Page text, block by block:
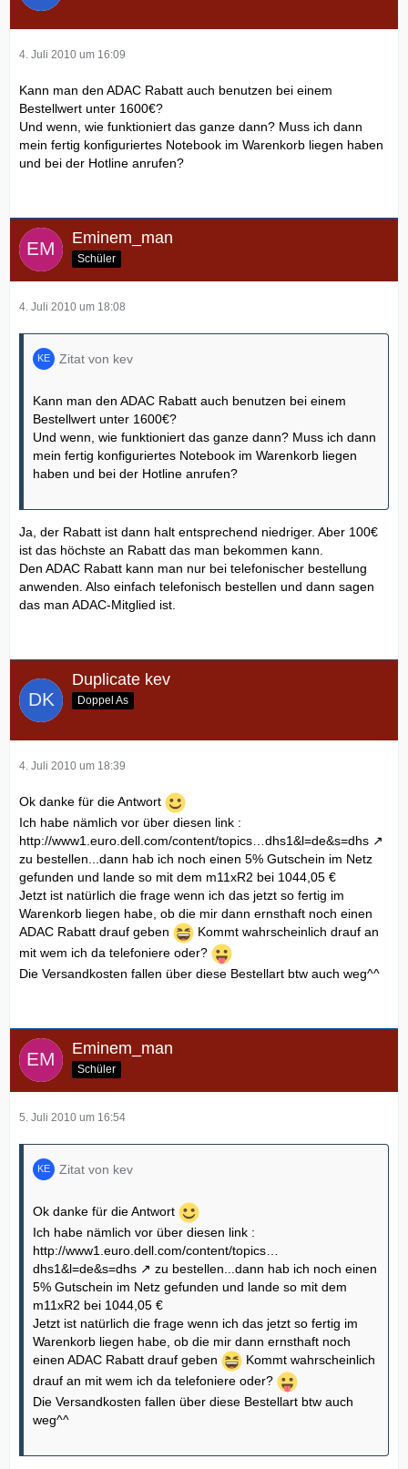
4. Juli 2010 um 16:09
Kann man den ADAC Rabatt auch benutzen bei einem
Bestellwert unter 1600€?
Und wenn, wie funktioniert das ganze dann? Muss ich dann
mein fertig konfiguriertes Notebook im Warenkorb liegen haben
und bei der Hotline anrufen?
Eminem_man
Schüler
4. Juli 2010 um 18:08
Zitat von kev
Kann man den ADAC Rabatt auch benutzen bei einem
Bestellwert unter 1600€?
Und wenn, wie funktioniert das ganze dann? Muss ich dann
mein fertig konfiguriertes Notebook im Warenkorb liegen
haben und bei der Hotline anrufen?
Ja, der Rabatt ist dann halt entsprechend niedriger. Aber 100€
ist das höchste an Rabatt das man bekommen kann.
Den ADAC Rabatt kann man nur bei telefonischer bestellung
anwenden. Also einfach telefonisch bestellen und dann sagen
das man ADAC-Mitglied ist.
Duplicate kev
Doppel As
4. Juli 2010 um 18:39
Ok danke für die Antwort
Ich habe nämlich vor über diesen link :
http://www1.euro.dell.com/content/topics…dhs1&l=de&s=dhs
zu bestellen...dann hab ich noch einen 5% Gutschein im Netz
gefunden und lande so mit dem m11xR2 bei 1044,05 €
Jetzt ist natürlich die frage wenn ich das jetzt so fertig im
Warenkorb liegen habe, ob die mir dann ernsthaft noch einen
ADAC Rabatt drauf geben
Kommt wahrscheinlich drauf an
mit wem ich da telefoniere oder?
Die Versandkosten fallen über diese Bestellart btw auch weg^^
Eminem_man
Schüler
5. Juli 2010 um 16:54
Zitat von kev
Ok danke für die Antwort
Ich habe nämlich vor über diesen link :
http://www1.euro.dell.com/content/topics…
dhs1&l=de&s=dhs
zu bestellen...dann hab ich noch einen
5% Gutschein im Netz gefunden und lande so mit dem
m11xR2 bei 1044,05 €
Jetzt ist natürlich die frage wenn ich das jetzt so fertig im
Warenkorb liegen habe, ob die mir dann ernsthaft noch
einen ADAC Rabatt drauf geben
Kommt wahrscheinlich
drauf an mit wem ich da telefoniere oder?
Die Versandkosten fallen über diese Bestellart btw auch
weg^^